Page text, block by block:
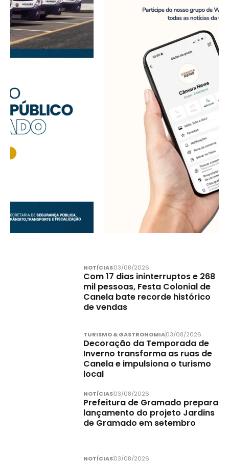
NOTÍCIAS03/08/2026
Com 17 dias ininterruptos e 268
mil pessoas, Festa Colonial de
Canela bate recorde histórico
de vendas
TURISMO & GASTRONOMIA03/08/2026
Decoração da Temporada de
Inverno transforma as ruas de
Canela e impulsiona o turismo
local
NOTÍCIAS03/08/2026
Prefeitura de Gramado prepara
lançamento do projeto Jardins
de Gramado em setembro
NOTÍCIAS03/08/2026